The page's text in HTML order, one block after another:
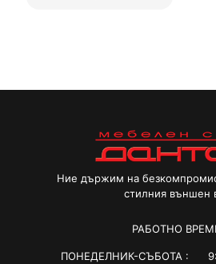
Ние държим на
стилния външен
РАБОТНО
ПОНЕДЕЛНИК-СЪБОТА :